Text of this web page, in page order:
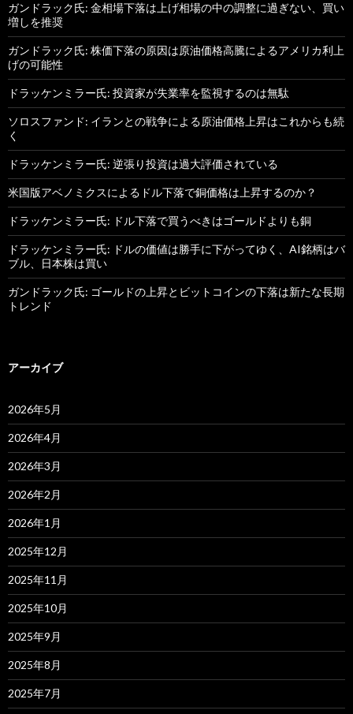
ガンドラック氏: 金相場下落は上げ相場の中の調整に過ぎない、買い
増しを推奨
ガンドラック氏: 株価下落の原因は原油価格高騰によるアメリカ利上
げの可能性
ドラッケンミラー氏: 投資家が失業率を監視するのは無駄
ソロスファンド: イランとの戦争による原油価格上昇はこれからも続
く
ドラッケンミラー氏: 逆張り投資は過大評価されている
米国版アベノミクスによるドル下落で銅価格は上昇するのか？
ドラッケンミラー氏: ドル下落で買うべきはゴールドよりも銅
ドラッケンミラー氏: ドルの価値は勝手に下がってゆく、AI銘柄はバ
ブル、日本株は買い
ガンドラック氏: ゴールドの上昇とビットコインの下落は新たな長期
トレンド
アーカイブ
2026年5月
2026年4月
2026年3月
2026年2月
2026年1月
2025年12月
2025年11月
2025年10月
2025年9月
2025年8月
2025年7月